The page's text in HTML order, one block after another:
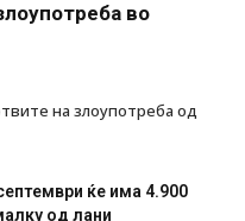
во
на злоупотреба од
ќе има 4.900
од лани